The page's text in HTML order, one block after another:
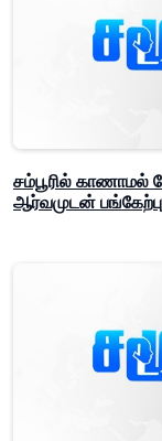
சம்பூரில் காணாமல்
ஆர்வமுடன் பங்கேற்பு